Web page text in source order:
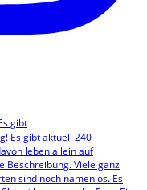
gibt